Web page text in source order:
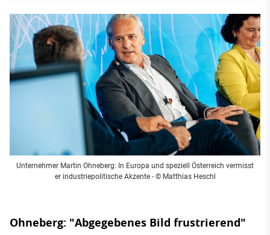
Unternehmer Martin Ohneberg: In Europa und speziell Österreich vermisst
er industriepolitische Akzente- © Matthias Heschl
Ohneberg: "Abgegebenes Bild frustrierend"